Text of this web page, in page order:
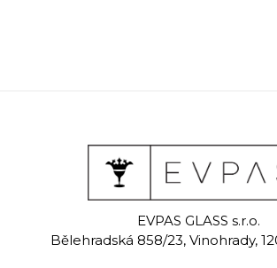
Glory smoke
black
Ručně rytá láhev na
EVPAS GLASS s.r.o.
Bělehradská 858/23, Vinohrady,